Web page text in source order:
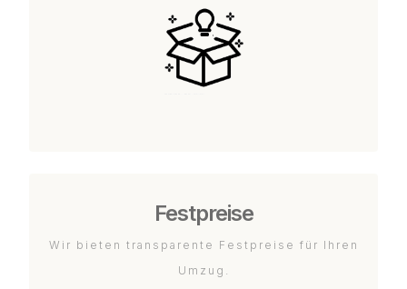
Festpreise
Wir bieten transparente Festpreise für Ihren
Umzug.